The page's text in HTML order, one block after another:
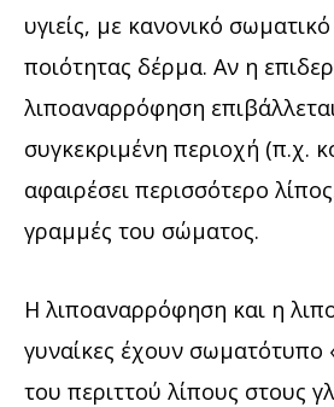
υγιείς, με κανονικό
ποιότητας δέρμα. Αν η
λιποαναρρόφηση
συγκεκριμένη περιοχή (π.χ.
αφαιρέσει περισσότερο
γραμμές του σώματος.
Η λιποαναρρόφηση και η
γυναίκες έχουν σωματότυπο
του περιττού λίπους στους